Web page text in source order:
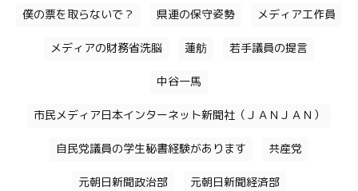
僕の票を取らないで？ 県連の保守姿勢 メディア工作員
メディアの財務省洗脳 蓮舫 若手議員の提言
中谷一馬
市民メディア日本インターネット新聞社（ＪＡＮＪＡＮ）
自民党議員の学生秘書経験があります 共産党
元朝日新聞政治部 元朝日新聞経済部